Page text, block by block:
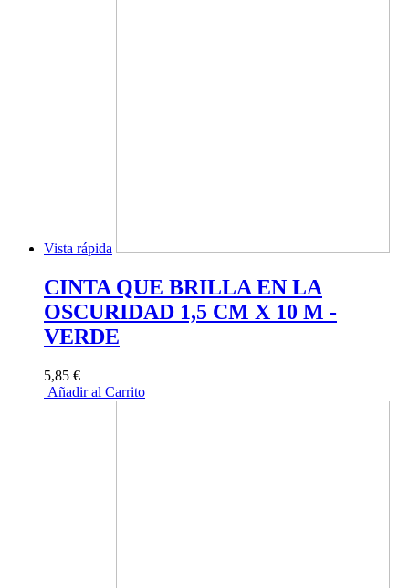
Vista rápida
CINTA QUE BRILLA EN LA
OSCURIDAD 1,5 CM X 10 M -
VERDE
5,85 €
Añadir al Carrito